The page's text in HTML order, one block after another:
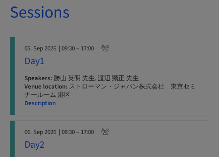
Sessions
05. Sep 2026 | 09:30 – 17:00
Day1
Speakers: 勝山 英明 先生, 渡辺 顕正 先生
Venue location: ストローマン・ジャパン株式会社 東京セミ
ナールーム 港区
Description
06. Sep 2026 | 09:30 – 17:00
Day2